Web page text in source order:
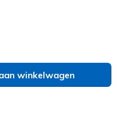
winkelwagen